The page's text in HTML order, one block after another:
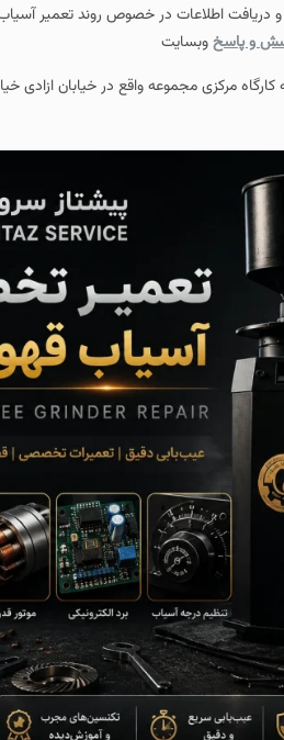
دریافت اطلاعات در خصوص روند تعمیر آسیاب
و پاسخوبسایت
کارگاه مرکزی مجموعه واقع در خیابان ازادی